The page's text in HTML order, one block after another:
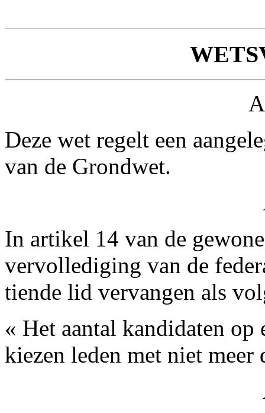
Deze wet regelt een
van de Grondwet.
In artikel 14 van de
vervollediging van de
tiende lid vervangen als
« Het aantal kandidaten
kiezen leden met niet meer